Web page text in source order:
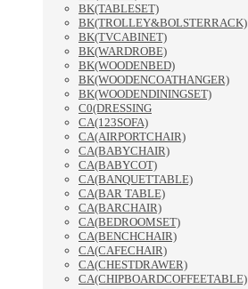
BK(TABLESET)
BK(TROLLEY&BOLSTERRACK)
BK(TVCABINET)
BK(WARDROBE)
BK(WOODENBED)
BK(WOODENCOATHANGER)
BK(WOODENDININGSET)
C0(DRESSING
CA(123SOFA)
CA(AIRPORTCHAIR)
CA(BABYCHAIR)
CA(BABYCOT)
CA(BANQUETTABLE)
CA(BAR TABLE)
CA(BARCHAIR)
CA(BEDROOMSET)
CA(BENCHCHAIR)
CA(CAFECHAIR)
CA(CHESTDRAWER)
CA(CHIPBOARDCOFFEETABLE)